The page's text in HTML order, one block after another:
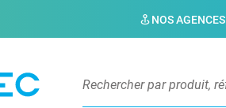
NOS AGENCES